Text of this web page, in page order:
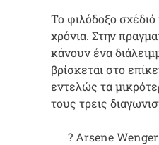
Το φιλόδοξο
χρόνια. Στην
κάνουν ένα
βρίσκεται στο
εντελώς τα
τους τρεις
? Arsene